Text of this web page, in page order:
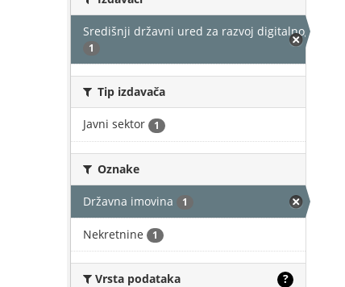
Središnji državni ured za razvoj digitalnog
1
Tip izdavača
Javni sektor 1
Oznake
Državna imovina 1
Nekretnine 1
Vrsta podataka ?